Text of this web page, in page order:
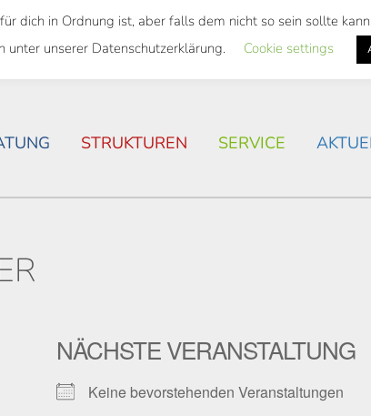
TICKET
STRUKTUREN SERVICE
NÄCHSTE VERANSTALTUNG
Keine bevorstehenden Veranstaltungen
dich in Ordnung ist, aber falls dem nicht so sein sollte
unter unserer Datenschutzerklärung.
Cookie settings